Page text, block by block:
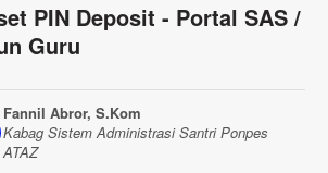
PIN Deposit - Portal SAS /
Guru
Fannil Abror, S.Kom
Kabag Sistem Administrasi Santri Ponpes
ATAZ